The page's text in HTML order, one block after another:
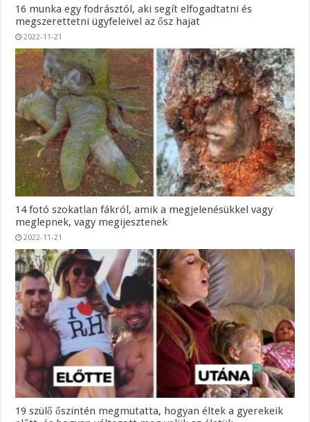
16 munka egy fodrásztól, aki segít elfogadtatni és
megszerettetni ügyfeleivel az ősz hajat
2022-11-21
14 fotó szokatlan fákról, amik a megjelenésükkel vagy
meglepnek, vagy megijesztenek
2022-11-21
19 szülő őszintén megmutatta, hogyan éltek a gyerekeik